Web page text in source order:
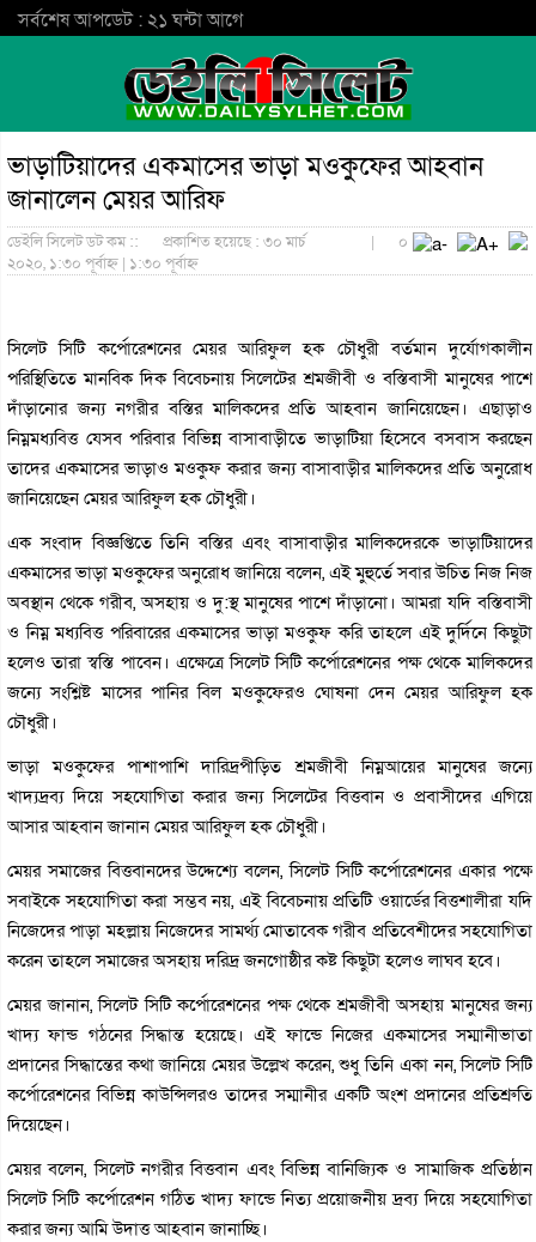
সর্বশেষ আপডেট : ২১ ঘন্টা আগে
ভাড়াটিয়াদের একমাসের ভাড়া মওকুফের আহবান
জানালেন মেয়র আরিফ
ডেইলি সিলেট ডট কম ::
প্রকাশিত হয়েছে : ৩০ মার্চ
২০২০, ১:৩০ পূর্বাহ্ন | ১:৩০ পূর্বাহ্ন
| ০
সিলেট সিটি কর্পোরেশনের মেয়র আরিফুল হক চৌধুরী বর্তমান দুর্যোগকালীন
পরিস্থিতিতে মানবিক দিক বিবেচনায় সিলেটের শ্রমজীবী ও বস্তিবাসী মানুষের পাশে
দাঁড়ানোর জন্য নগরীর বস্তির মালিকদের প্রতি আহবান জানিয়েছেন। এছাড়াও
নিম্নমধ্যবিত্ত যেসব পরিবার বিভিন্ন বাসাবাড়ীতে ভাড়াটিয়া হিসেবে বসবাস করছেন
তাদের একমাসের ভাড়াও মওকুফ করার জন্য বাসাবাড়ীর মালিকদের প্রতি অনুরোধ
জানিয়েছেন মেয়র আরিফুল হক চৌধুরী।
এক সংবাদ বিজ্ঞপ্তিতে তিনি বস্তির এবং বাসাবাড়ীর মালিকদেরকে ভাড়াটিয়াদের
একমাসের ভাড়া মওকুফের অনুরোধ জানিয়ে বলেন, এই মুহুর্তে সবার উচিত নিজ নিজ
অবস্থান থেকে গরীব, অসহায় ও দু:স্থ মানুষের পাশে দাঁড়ানো। আমরা যদি বস্তিবাসী
ও নিম্ন মধ্যবিত্ত পরিবারের একমাসের ভাড়া মওকুফ করি তাহলে এই দুর্দিনে কিছুটা
হলেও তারা স্বস্তি পাবেন। এক্ষেত্রে সিলেট সিটি কর্পোরেশনের পক্ষ থেকে মালিকদের
জন্যে সংশ্লিষ্ট মাসের পানির বিল মওকুফেরও ঘোষনা দেন মেয়র আরিফুল হক
চৌধুরী।
ভাড়া মওকুফের পাশাপাশি দারিদ্রপীড়িত শ্রমজীবী নিম্নআয়ের মানুষের জন্যে
খাদ্যদ্রব্য দিয়ে সহযোগিতা করার জন্য সিলেটের বিত্তবান ও প্রবাসীদের এগিয়ে
আসার আহবান জানান মেয়র আরিফুল হক চৌধুরী।
মেয়র সমাজের বিত্তবানদের উদ্দেশ্যে বলেন, সিলেট সিটি কর্পোরেশনের একার পক্ষে
সবাইকে সহযোগিতা করা সম্ভব নয়, এই বিবেচনায় প্রতিটি ওয়ার্ডের বিত্তশালীরা যদি
নিজেদের পাড়া মহল্লায় নিজেদের সামর্থ্য মোতাবেক গরীব প্রতিবেশীদের সহযোগিতা
করেন তাহলে সমাজের অসহায় দরিদ্র জনগোষ্ঠীর কষ্ট কিছুটা হলেও লাঘব হবে।
মেয়র জানান, সিলেট সিটি কর্পোরেশনের পক্ষ থেকে শ্রমজীবী অসহায় মানুষের জন্য
খাদ্য ফান্ড গঠনের সিদ্ধান্ত হয়েছে। এই ফান্ডে নিজের একমাসের সম্মানীভাতা
প্রদানের সিদ্ধান্তের কথা জানিয়ে মেয়র উল্লেখ করেন, শুধু তিনি একা নন, সিলেট সিটি
কর্পোরেশনের বিভিন্ন কাউন্সিলরও তাদের সম্মানীর একটি অংশ প্রদানের প্রতিশ্রুতি
দিয়েছেন।
মেয়র বলেন, সিলেট নগরীর বিত্তবান এবং বিভিন্ন বানিজ্যিক ও সামাজিক প্রতিষ্ঠান
সিলেট সিটি কর্পোরেশন গঠিত খাদ্য ফান্ডে নিত্য প্রয়োজনীয় দ্রব্য দিয়ে সহযোগিতা
করার জন্য আমি উদাত্ত আহবান জানাচ্ছি।